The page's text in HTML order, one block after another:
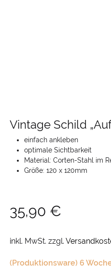
Vintage Schild
einfach ankleben
optimale Sichtbarkeit
Material: Corten-Stahl im
Größe: 120 x 120mm
35,90 €
inkl. MwSt. zzgl.
(Produktionsware) 6